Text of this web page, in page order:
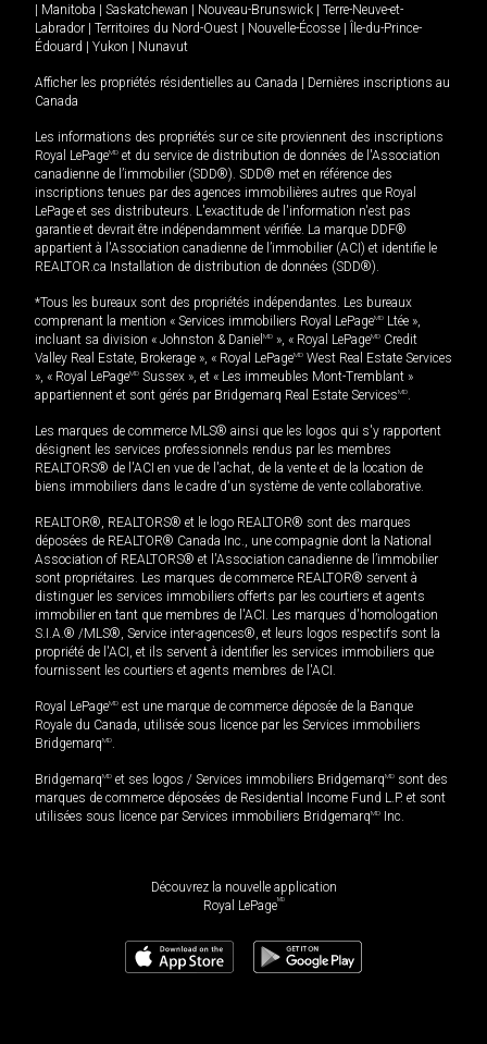
Manitoba Saskatchewan Nouveau-Brunswick
Terre-Neuve-et-
Labrador
Territoires du Nord-Ouest Nouvelle-Écosse
Île-du-Prince-
Édouard
Yukon Nunavut
Afficher les propriétés résidentielles au Canada
Dernières inscriptions au
Canada
Les informations des propriétés sur ce site proviennent des inscriptions
Royal LePageMD et du service de distribution de données de l'Association
canadienne de l’immobilier (SDD®). SDD® met en référence des
inscriptions tenues par des agences immobilières autres que Royal
LePage et ses distributeurs. L'exactitude de l'information n'est pas
garantie et devrait être indépendamment vérifiée. La marque DDF®
appartient à l'Association canadienne de l’immobilier (ACI) et identifie le
REALTOR.ca Installation de distribution de données (SDD®).
*Tous les bureaux sont des propriétés indépendantes. Les bureaux
comprenant la mention « Services immobiliers Royal LePageMD Ltée »,
incluant sa division « Johnston & Daniel MD », « Royal LePageMD Credit
Valley Real Estate, Brokerage », « Royal LePageMD West Real Estate Services
», « Royal LePageMD Sussex », et « Les immeubles Mont-Tremblant »
appartiennent et sont gérés par Bridgemarq Real Estate ServicesMD.
Les marques de commerce MLS® ainsi que les logos qui s'y rapportent
désignent les services professionnels rendus par les membres
REALTORS® de l'ACI en vue de l'achat, de la vente et de la location de
biens immobiliers dans le cadre d'un système de vente collaborative.
REALTOR®, REALTORS® et le logo REALTOR® sont des marques
déposées de REALTOR® Canada Inc., une compagnie dont la National
Association of REALTORS® et l'Association canadienne de l’immobilier
sont propriétaires. Les marques de commerce REALTOR® servent à
distinguer les services immobiliers offerts par les courtiers et agents
immobilier en tant que membres de l'ACI. Les marques d'homologation
S.I.A.® /MLS®, Service inter-agences®, et leurs logos respectifs sont la
propriété de l'ACI, et ils servent à identifier les services immobiliers que
fournissent les courtiers et agents membres de l'ACI.
Royal LePageMD est une marque de commerce déposée de la Banque
Royale du Canada, utilisée sous licence par les Services immobiliers
BridgemarqMD.
BridgemarqMD et ses logos / Services immobiliers BridgemarqMD sont des
marques de commerce déposées de Residential Income Fund L.P. et sont
utilisées sous licence par Services immobiliers BridgemarqMD Inc.
Découvrez la nouvelle application
Royal LePageMD